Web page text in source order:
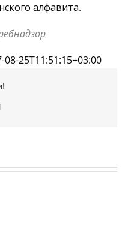
алфавита.
08-25T11:51:15+03:00